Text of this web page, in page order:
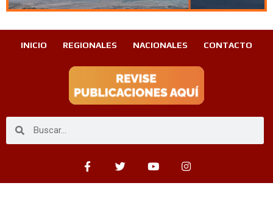
INICIO REGIONALES NACIONALES CONTACTO